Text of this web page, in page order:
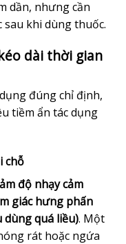
dần, nhưng cần
khi dùng thuốc.
dài thời gian
đúng chỉ định,
tiềm ẩn tác dụng
chỗ
độ nhạy cảm
giác hưng phấn
dùng quá liều). Một
rát hoặc ngứa